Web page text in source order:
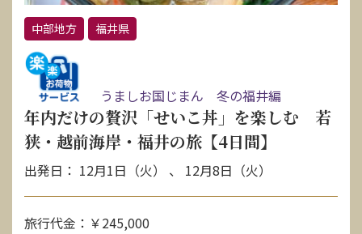
中部地方 福井県
うましお国じまん 冬の福井編
年内だけの贅沢「せいこ丼」を楽しむ 若
狭・越前海岸・福井の旅【4日間】
出発日： 12月1日（火） 、 12月8日（火）
旅行代金：￥245,000